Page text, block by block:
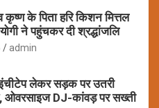
कृष्ण के पिता हरि किशन मित्तल
ने पहुंचकर दी श्रद्धांजलि
admin
इंचीटेप लेकर सड़क पर उतरी
ओवरसाइज DJ-कांवड़ पर सख्ती